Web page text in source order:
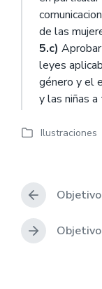
de las
5.c)
leyes
género y el
y las niñas
P
i
a
d
Ilustraciones